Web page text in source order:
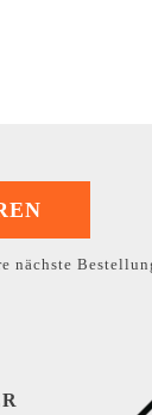
nächste